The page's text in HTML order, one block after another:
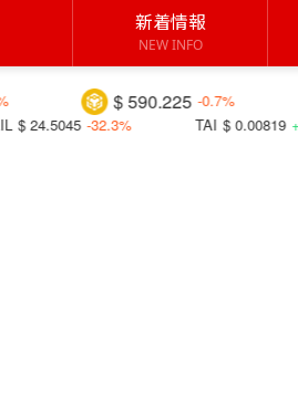
新着情報
NEW INFO
$
$ 590.225 -0.7%
TAI $ 0.00819 +22.5%